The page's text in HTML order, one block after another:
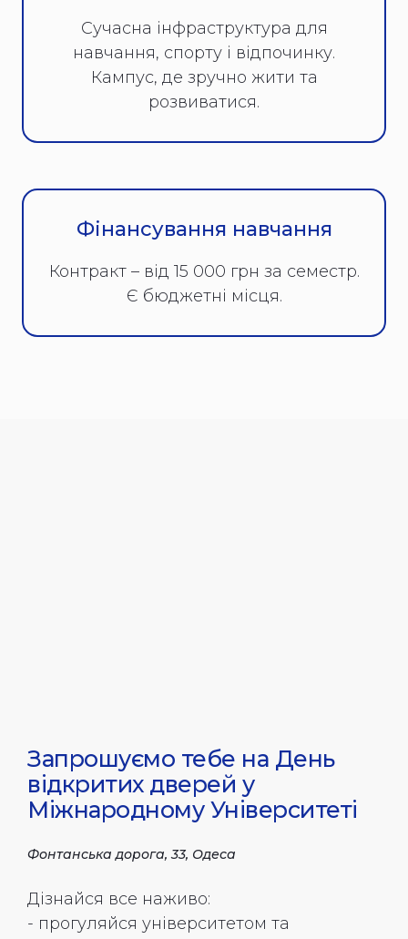
Сучасна інфраструктура для
навчання, спорту і відпочинку.
Кампус, де зручно жити та
розвиватися.
Фінансування навчання
Контракт – від 15 000 грн за семестр.
Є бюджетні місця.
Запрошуємо тебе на День
відкритих дверей у
Міжнародному Університеті
Фонтанська дорога, 33, Одеса
Дізнайся все наживо:
- прогуляйся університетом та